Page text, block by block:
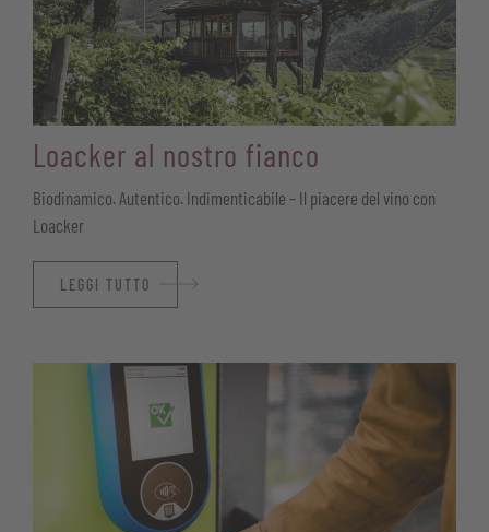
Loacker al nostro fianco
Biodinamico. Autentico. Indimenticabile – Il piacere del vino con
Loacker
LEGGI TUTTO